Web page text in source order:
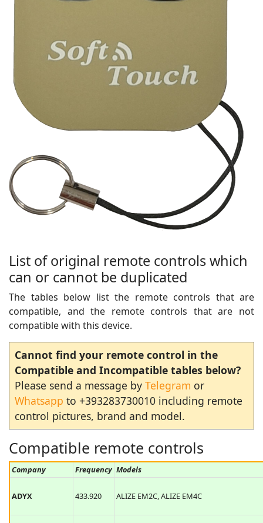
List of original remote controls which
can or cannot be duplicated
The tables below list the remote controls that are
compatible, and the remote controls that are not
compatible with this device.
Cannot find your remote control in the
Compatible and Incompatible tables below?
Please send a message by Telegram or
Whatsapp to +393283730010 including remote
control pictures, brand and model.
Compatible remote controls
Company Frequency Models
ADYX 433.920 ALIZE EM2C, ALIZE EM4C